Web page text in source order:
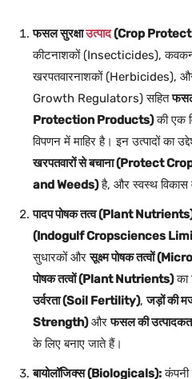
फसल सुरक्षाउत्पाद(Crop
कीटनाशकों (Insecticides),
खरपतवारनाशकों (Herbicides),
Growth Regulators) सहितफसल
Protection Products)की एक
विपणन में माहिर है। इन उत्पादों का
खरपतवारों से बचाना (Protect
and Weeds)है, और स्वस्थ विकास व
पादप पोषक तत्व (Plant
(Indogulf Cropsciences
सुधारकों औरसूक्ष्म पोषक तत्वों
पोषक तत्वों (Plant Nutrients)का
उर्वरता (Soil Fertility),जड़ों की
Strength)औरफसल की
के लिए बनाए जाते हैं।
बायोलॉजिक्स (Biologicals):